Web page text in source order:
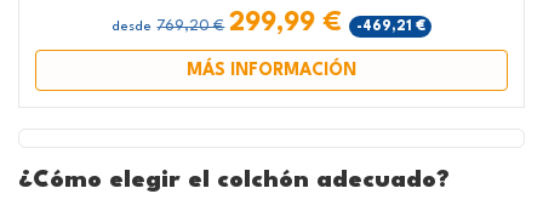
desde 769,20 € 299,99 € -469,21 €
MÁS INFORMACIÓN
¿Cómo elegir el colchón adecuado?